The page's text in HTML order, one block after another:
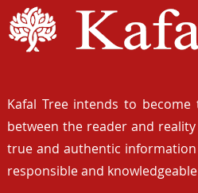
Kafal Tree intends to
between the reader and
true and authentic
responsible and